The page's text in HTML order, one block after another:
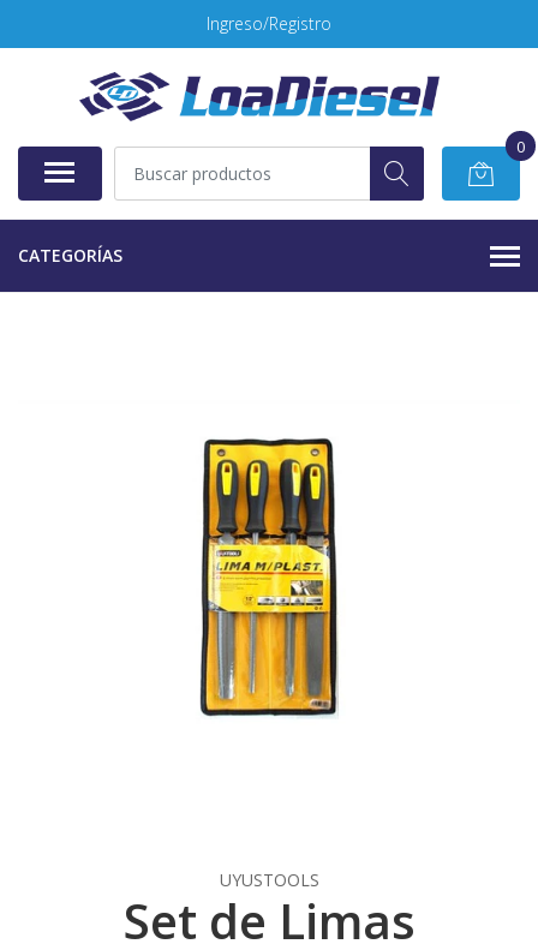
Ingreso/Registro
0
CATEGORÍAS
UYUSTOOLS
Set de Limas